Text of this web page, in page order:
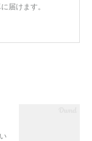
届けます。